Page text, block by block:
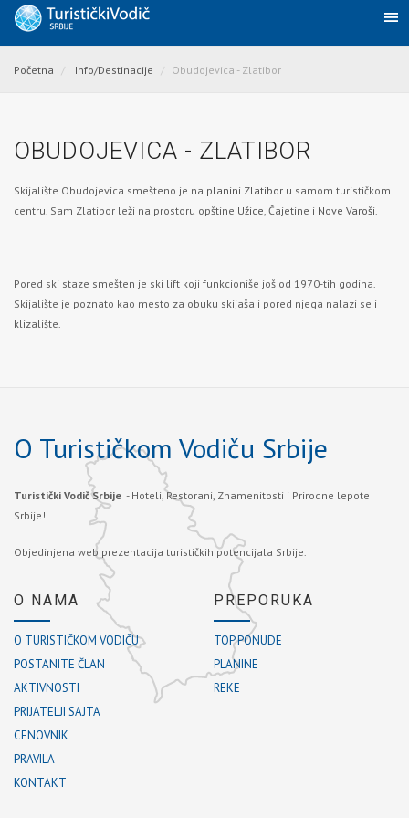
Početna Info/Destinacije Obudojevica - Zlatibor
OBUDOJEVICA - ZLATIBOR
Skijalište Obudojevica smešteno je na planini Zlatibor u samom turističkom
centru. Sam Zlatibor leži na prostoru opštine Užice, Čajetine i Nove Varoši.
Pored ski staze smešten je ski lift koji funkcioniše još od 1970-tih godina.
Skijalište je poznato kao mesto za obuku skijaša i pored njega nalazi se i
klizalište.
O Turističkom Vodiču Srbije
Turistički Vodič Srbije - Hoteli, Restorani, Znamenitosti i Prirodne lepote
Srbije!
Objedinjena web prezentacija turističkih potencijala Srbije.
O NAMA
O TURISTIČKOM VODIČU
POSTANITE ČLAN
AKTIVNOSTI
PRIJATELJI SAJTA
CENOVNIK
PRAVILA
KONTAKT
PREPORUKA
TOP PONUDE
PLANINE
REKE